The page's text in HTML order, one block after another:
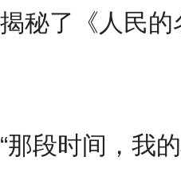
揭秘了《人民
“那段时间，我